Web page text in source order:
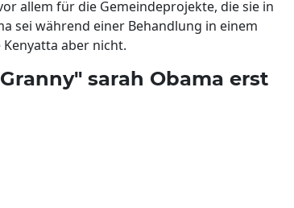
allem für die Gemeindeprojekte, die sie in
sei während einer Behandlung in einem
aber nicht.
sarah Obama erst